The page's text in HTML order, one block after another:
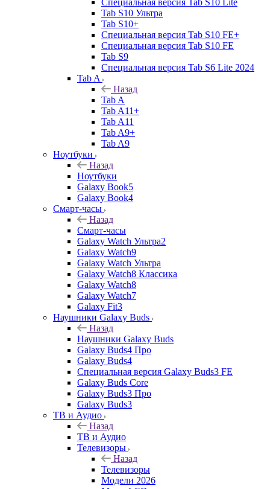
Специальная версия Tab S10 Lite
Tab S10 Ультра
Tab S10+
Специальная версия Tab S10 FE+
Специальная версия Tab S10 FE
Tab S9
Специальная версия Tab S6 Lite 2024
Tab A
Назад
Tab A
Tab A11+
Tab A11
Tab A9+
Tab A9
Ноутбуки
Назад
Ноутбуки
Galaxy Book5
Galaxy Book4
Смарт-часы
Назад
Смарт-часы
Galaxy Watch Ультра2
Galaxy Watch9
Galaxy Watch Ультра
Galaxy Watch8 Классика
Galaxy Watch8
Galaxy Watch7
Galaxy Fit3
Наушники Galaxy Buds
Назад
Наушники Galaxy Buds
Galaxy Buds4 Про
Galaxy Buds4
Специальная версия Galaxy Buds3 FE
Galaxy Buds Core
Galaxy Buds3 Про
Galaxy Buds3
ТВ и Аудио
Назад
ТВ и Аудио
Телевизоры
Назад
Телевизоры
Модели 2026